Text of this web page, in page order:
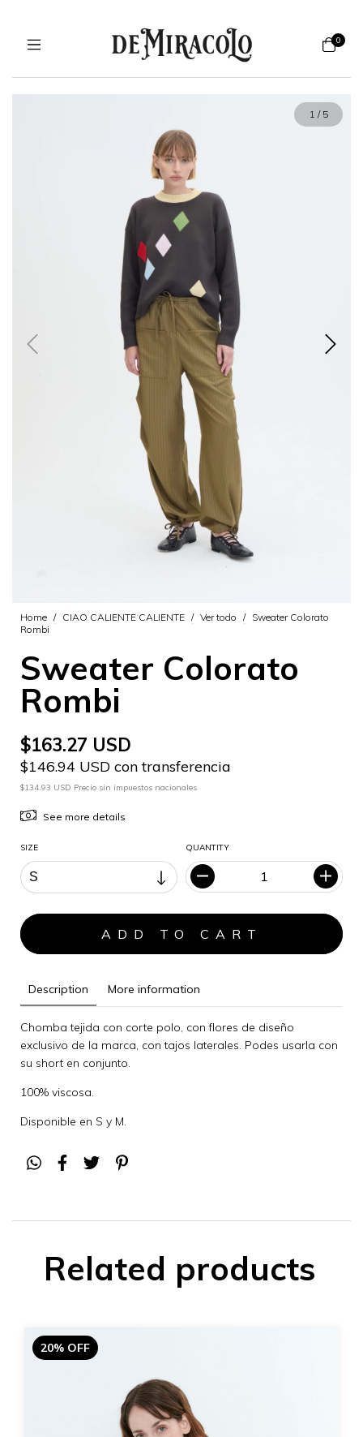
0
1 / 5
Home / CIAO CALIENTE CALIENTE / Ver todo / Sweater Colorato
Rombi
Sweater Colorato
Rombi
$163.27 USD
$146.94 USD con transferencia
$134.93 USD Precio sin impuestos nacionales
See more details
SIZE QUANTITY
Description More information
Chomba tejida con corte polo, con flores de diseño
exclusivo de la marca, con tajos laterales. Podes usarla con
su short en conjunto.
100% viscosa.
Disponible en S y M.
Related products
20% OFF